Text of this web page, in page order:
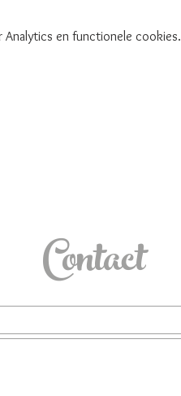
en functionele cookies.
Contact